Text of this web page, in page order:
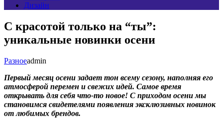
Дизайн
С красотой только на “ты”:
уникальные новинки осени
Разноеadmin
Первый месяц осени задает тон всему сезону, наполняя его
атмосферой перемен и свежих идей. Самое время
открывать для себя что-то новое! С приходом осени мы
становимся свидетелями появления эксклюзивных новинок
от любимых брендов.